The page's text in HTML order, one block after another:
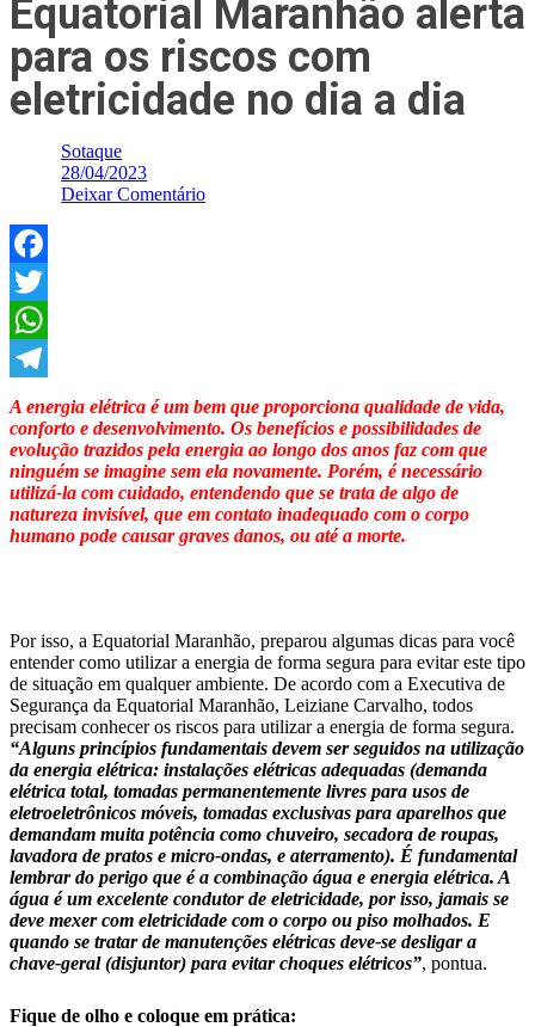
Equatorial Maranhão alerta
para os riscos com
eletricidade no dia a dia
Sotaque
28/04/2023
Deixar Comentário
Facebook
Twitter
WhatsApp
Telegram
A energia elétrica é um bem que proporciona qualidade de vida,
conforto e desenvolvimento. Os benefícios e possibilidades de
evolução trazidos pela energia ao longo dos anos faz com que
ninguém se imagine sem ela novamente. Porém, é necessário
utilizá-la com cuidado, entendendo que se trata de algo de
natureza invisível, que em contato inadequado com o corpo
humano pode causar graves danos, ou até a morte.
Por isso, a Equatorial Maranhão, preparou algumas dicas para você
entender como utilizar a energia de forma segura para evitar este tipo
de situação em qualquer ambiente. De acordo com a Executiva de
Segurança da Equatorial Maranhão, Leiziane Carvalho, todos
precisam conhecer os riscos para utilizar a energia de forma segura.
“Alguns princípios fundamentais devem ser seguidos na utilização
da energia elétrica: instalações elétricas adequadas (demanda
elétrica total, tomadas permanentemente livres para usos de
eletroeletrônicos móveis, tomadas exclusivas para aparelhos que
demandam muita potência como chuveiro, secadora de roupas,
lavadora de pratos e micro-ondas, e aterramento). É fundamental
lembrar do perigo que é a combinação água e energia elétrica. A
água é um excelente condutor de eletricidade, por isso, jamais se
deve mexer com eletricidade com o corpo ou piso molhados. E
quando se tratar de manutenções elétricas deve-se desligar a
chave-geral (disjuntor) para evitar choques elétricos”, pontua.
Fique de olho e coloque em prática: